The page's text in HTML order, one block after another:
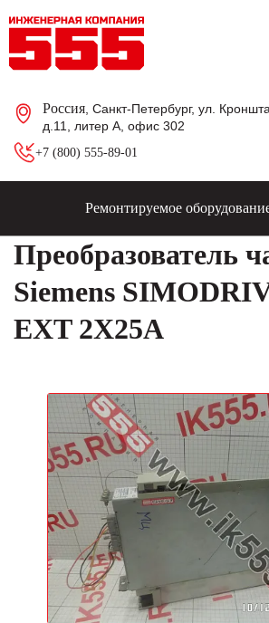
Россия , Санкт-Петербург, ул.
д.11, литер А, офис 302
+7 (800) 555-89-01
Ремонтируемое
Преобразователь
Siemens
EXT 2X25A